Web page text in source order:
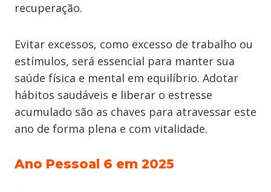
recuperação.
Evitar excessos, como excesso de trabalho ou
estímulos, será essencial para manter sua
saúde física e mental em equilíbrio. Adotar
hábitos saudáveis e liberar o estresse
acumulado são as chaves para atravessar este
ano de forma plena e com vitalidade.
Ano Pessoal 6 em 2025